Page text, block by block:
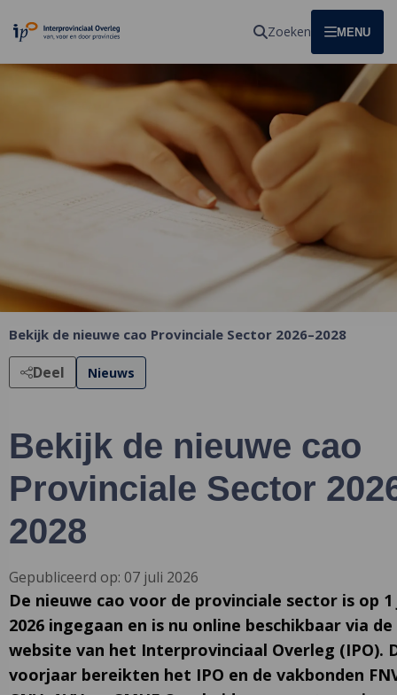
Homepagina Zoeken OPEN
MENU
Bekijk de nieuwe cao Provinciale Sector 2026–2028
Deel Nieuws
Bekijk de nieuwe cao
Provinciale Sector
2028
Gepubliceerd op: 07 juli 2026
De nieuwe cao voor de provinciale sector is op
2026 ingegaan en is nu online beschikbaar via de
website van het Interprovinciaal Overleg (IPO).
voorjaar bereikten het IPO en de vakbonden